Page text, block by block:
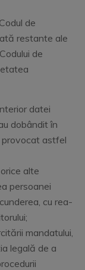
de
restante ale
de
datei
dobândit în
provocat astfel
alte
persoanei
cu rea-
mandatului,
legală de a